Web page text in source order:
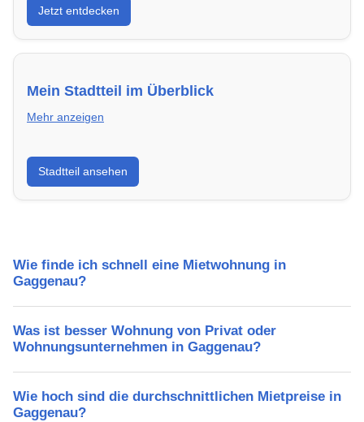
energieeffizient und sofort bezugsfertig.
Jetzt entdecken
Mein Stadtteil im Überblick
Mehr anzeigen
Erfahre mehr über deinen Stadtteil in Gaggenau:
Lebensqualität, Verkehrsanbindung, Schulen,
Stadtteil ansehen
Wie finde ich schnell eine Mietwohnung in
Gaggenau?
Was ist besser Wohnung von Privat oder
Wohnungsunternehmen in Gaggenau?
Wie hoch sind die durchschnittlichen Mietpreise in
Gaggenau?